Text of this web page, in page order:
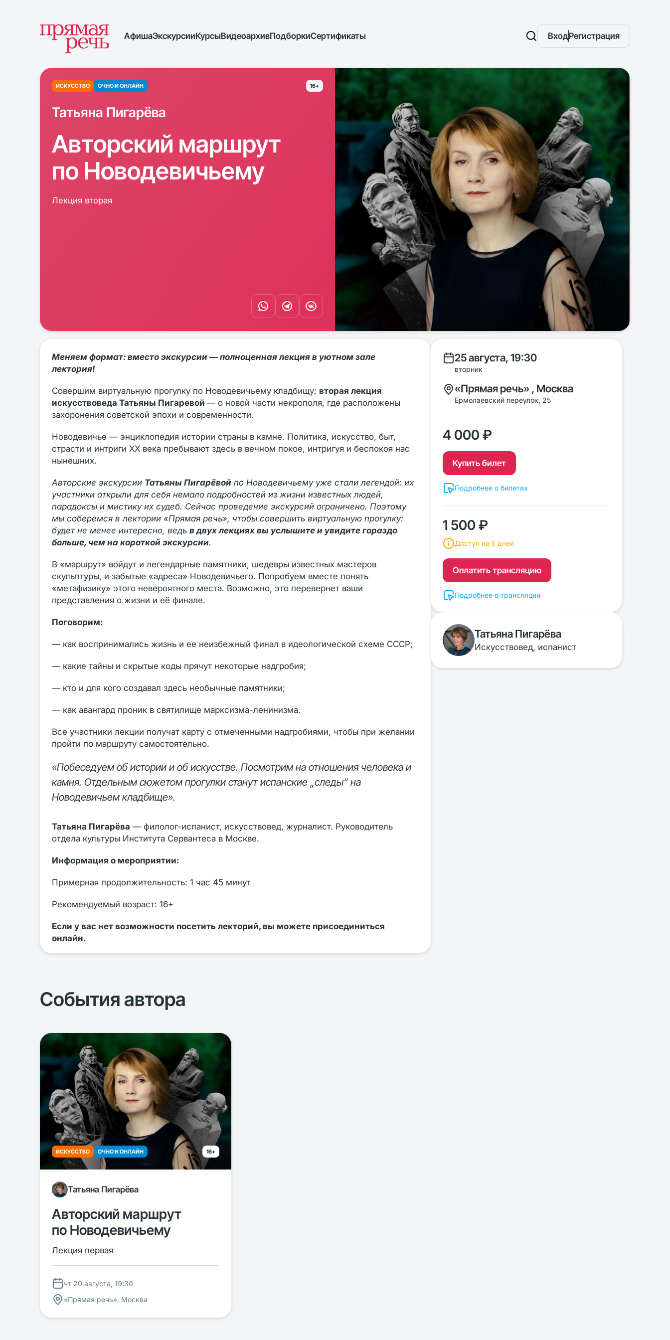
АфишаЭкскурсииКурсыВидеоархивПодборкиСертификаты ВходРегистрация
ИСКУССТВО ОЧНО И ОНЛАЙН 16+
Татьяна Пигарёва
Авторский маршрут
по Новодевичьему
Лекция вторая
Меняем формат: вместо экскурсии — полноценная лекция в уютном зале
лектория!
Совершим виртуальную прогулку по Новодевичьему кладбищу: вторая лекция
искусствоведа Татьяны Пигаревой — о новой части некрополя, где расположены
захоронения советской эпохи и современности.
Новодевичье — энциклопедия истории страны в камне. Политика, искусство, быт,
страсти и интриги XX века пребывают здесь в вечном покое, интригуя и беспокоя нас
нынешних.
Авторские экскурсии Татьяны Пигарёвой по Новодевичьему уже стали легендой: их
участники открыли для себя немало подробностей из жизни известных людей,
парадоксы и мистику их судеб. Сейчас проведение экскурсий ограничено. Поэтому
мы соберемся в лектории «Прямая речь», чтобы совершить виртуальную прогулку:
будет не менее интересно, ведь в двух лекциях вы услышите и увидите гораздо
больше, чем на короткой экскурсии.
В «маршрут» войдут и легендарные памятники, шедевры известных мастеров
скульптуры, и забытые «адреса» Новодевичьего. Попробуем вместе понять
«метафизику» этого невероятного места. Возможно, это перевернет ваши
представления о жизни и её финале.
Поговорим:
— как воспринимались жизнь и ее неизбежный финал в идеологической схеме СССР;
— какие тайны и скрытые коды прячут некоторые надгробия;
— кто и для кого создавал здесь необычные памятники;
— как авангард проник в святилище марксизма-ленинизма.
Все участники лекции получат карту с отмеченными надгробиями, чтобы при желании
пройти по маршруту самостоятельно.
«Побеседуем об истории и об искусстве. Посмотрим на отношения человека и
камня. Отдельным сюжетом прогулки станут испанские „следы“ на
Новодевичьем кладбище».
Татьяна Пигарёва — филолог-испанист, искусствовед, журналист. Руководитель
отдела культуры Института Сервантеса в Москве.
Информация о мероприятии:
Примерная продолжительность: 1 час 45 минут
Рекомендуемый возраст: 16+
Если у вас нет возможности посетить лекторий, вы можете присоединиться
онлайн.
25 августа, 19:30
вторник
«Прямая речь» , Москва
Ермолаевский переулок, 25
4 000 ₽
Купить билет
Подробнее о билетах
1 500 ₽
Доступ на 5 дней
Оплатить трансляцию
Подробнее о трансляции
Татьяна Пигарёва
Искусствовед, испанист
События автора
ИСКУССТВО ОЧНО И ОНЛАЙН 16+
Татьяна Пигарёва
Авторский маршрут
по Новодевичьему
Лекция первая
чт 20 августа, 19:30
«Прямая речь», Москва